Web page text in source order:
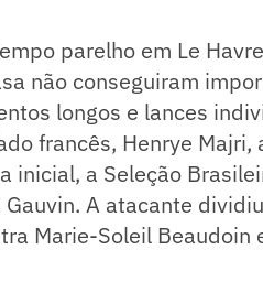
parelho em Le
não conseguiram
longos e lances
francês, Henrye Majri,
inicial, a Seleção
A atacante
Marie-Soleil Beaudoin